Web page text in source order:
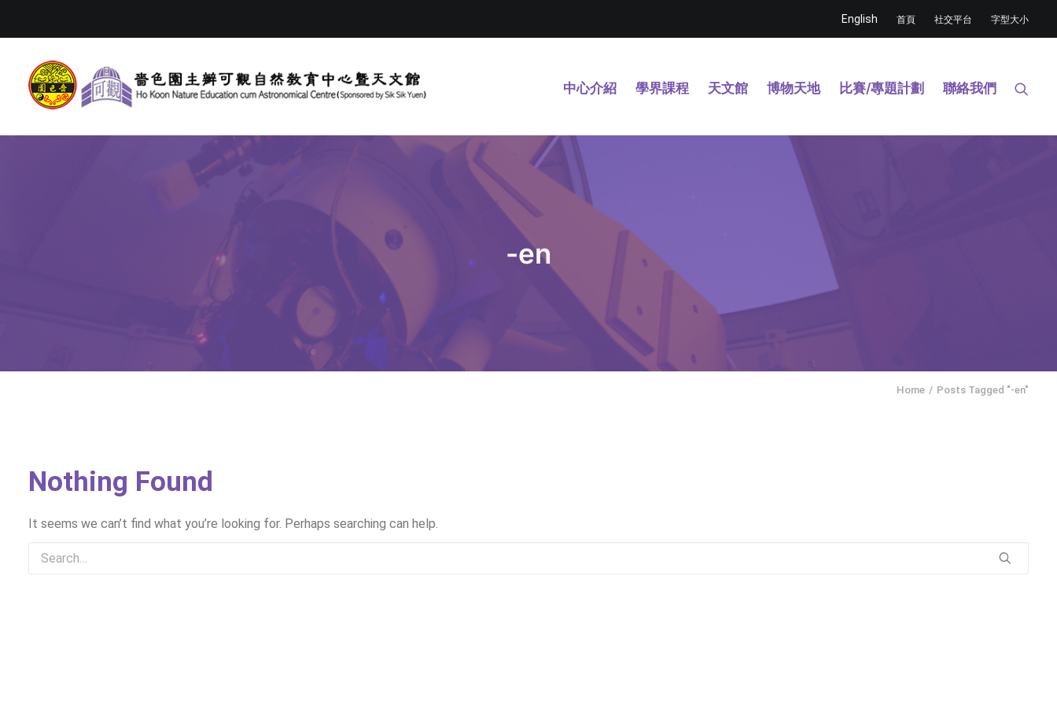
English 首頁 社交平台 字型大小
中心介紹 學界課程 天文館 博物天地 比賽/專題計劃 聯絡我們
-en
Home Posts Tagged "-en"
Nothing Found
It seems we can’t find what you’re looking for. Perhaps searching can help.